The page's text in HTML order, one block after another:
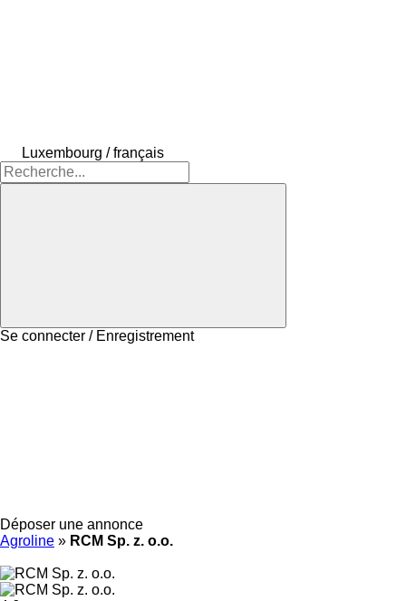
Luxembourg / français
Se connecter / Enregistrement
Déposer une annonce
Agroline » RCM Sp. z. o.o.